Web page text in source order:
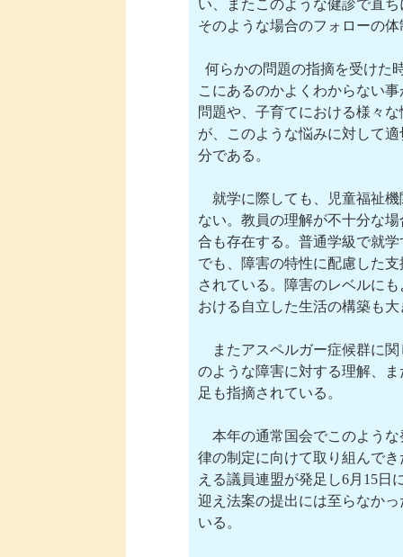
い、またこのような健診で直
そのような場合のフォローの
何らかの問題の指摘を受け
こにあるのかよくわからない
問題や、子育てにおける様々
が、このような悩みに対して
分である。
就学に際しても、児童福祉機
ない。教員の理解が不十分な
合も存在する。普通学級で就
でも、障害の特性に配慮した
されている。障害のレベルに
おける自立した生活の構築も
またアスペルガー症候群に関
のような障害に対する理解、
足も指摘されている。
本年の通常国会でこのような
律の制定に向けて取り組んで
える議員連盟が発足し6月15日
迎え法案の提出には至らなか
いる。